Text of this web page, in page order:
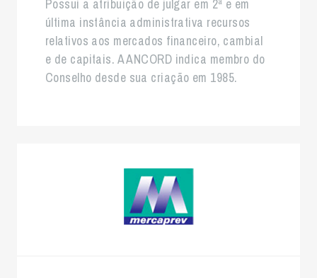
Possui a atribuição de julgar em 2ª e em
última instância administrativa recursos
relativos aos mercados financeiro, cambial
e de capitais. A ANCORD indica membro do
Conselho desde sua criação em 1985.